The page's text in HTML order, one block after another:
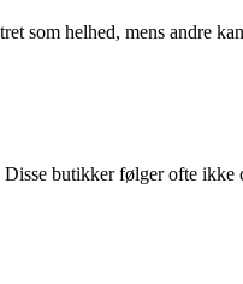
som helhed, mens andre
butikker følger ofte ikke